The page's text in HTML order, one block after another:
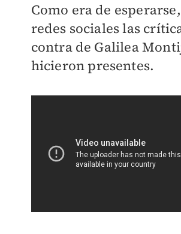
Como era de
redes sociales las
contra de Galilea
hicieron presentes.